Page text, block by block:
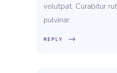
volutpat. Curabitur
pulvinar.
REPLY